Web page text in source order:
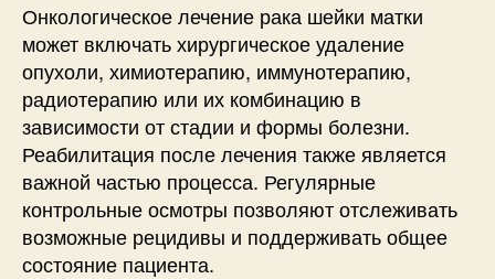
Онкологическое лечение рака шейки матки
может включать хирургическое удаление
опухоли, химиотерапию, иммунотерапию,
радиотерапию или их комбинацию в
зависимости от стадии и формы болезни.
Реабилитация после лечения также является
важной частью процесса. Регулярные
контрольные осмотры позволяют отслеживать
возможные рецидивы и поддерживать общее
состояние пациента.